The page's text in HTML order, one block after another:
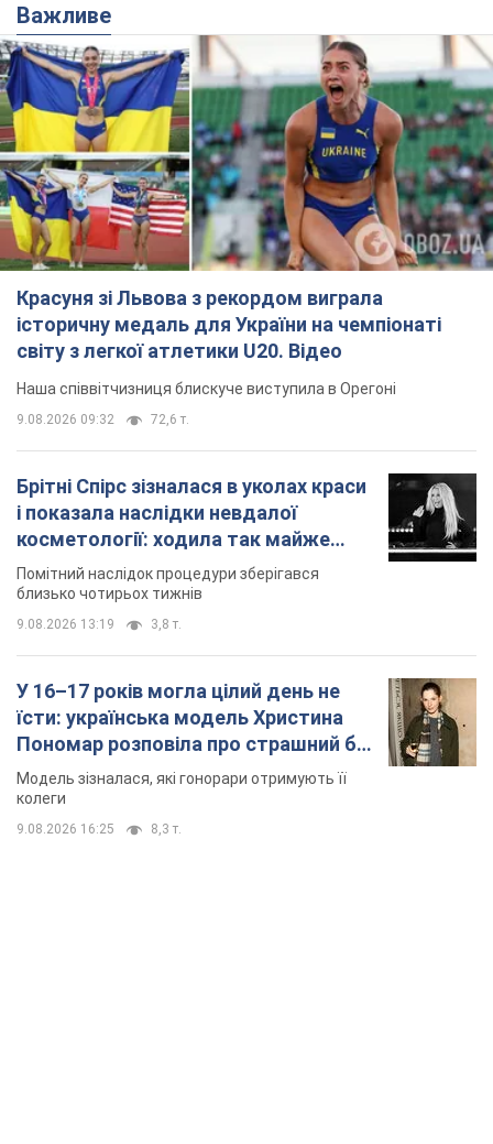
Важливе
Красуня зі Львова з рекордом виграла
історичну медаль для України на чемпіонаті
світу з легкої атлетики U20. Відео
Наша співвітчизниця блискуче виступила в Орегоні
9.08.2026 09:32 72,6 т.
Брітні Спірс зізналася в уколах краси
і показала наслідки невдалої
косметології: ходила так майже
місяць
Помітний наслідок процедури зберігався
близько чотирьох тижнів
9.08.2026 13:19 3,8 т.
У 16–17 років могла цілий день не
їсти: українська модель Христина
Пономар розповіла про страшний бік
модельної кар’єри
Модель зізналася, які гонорари отримують її
колеги
9.08.2026 16:25 8,3 т.